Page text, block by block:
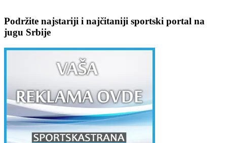
Podržite najstariji i najčitaniji sportski portal na
jugu Srbije